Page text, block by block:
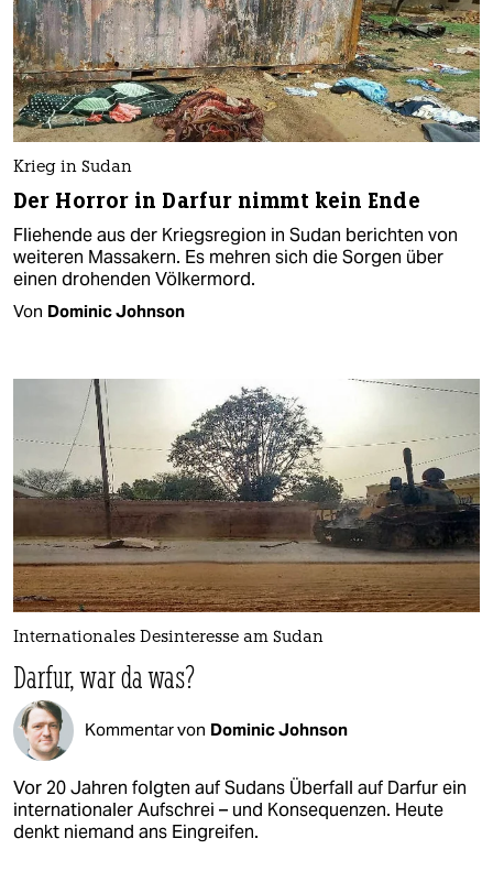
Krieg in Sudan
Der Horror in Darfur nimmt kein Ende
Fliehende aus der Kriegsregion in Sudan berichten von
weiteren Massakern. Es mehren sich die Sorgen über
einen drohenden Völkermord.
Von Dominic Johnson
Internationales Desinteresse am Sudan
Darfur, war da was?
Kommentar von Dominic Johnson
Vor 20 Jahren folgten auf Sudans Überfall auf Darfur ein
internationaler Aufschrei – und Konsequenzen. Heute
denkt niemand ans Eingreifen.